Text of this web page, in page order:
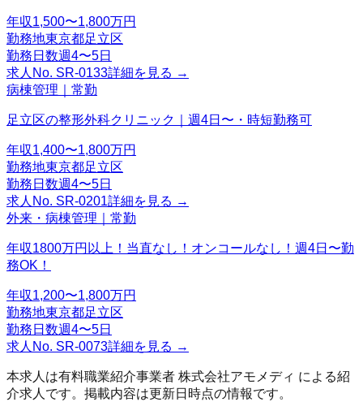
年収1,500〜1,800万円
勤務地東京都足立区
勤務日数週4〜5日
求人No. SR-0133詳細を見る →
病棟管理｜常勤
足立区の整形外科クリニック｜週4日〜・時短勤務可
年収1,400〜1,800万円
勤務地東京都足立区
勤務日数週4〜5日
求人No. SR-0201詳細を見る →
外来・病棟管理｜常勤
年収1800万円以上！当直なし！オンコールなし！週4日〜勤
務OK！
年収1,200〜1,800万円
勤務地東京都足立区
勤務日数週4〜5日
求人No. SR-0073詳細を見る →
本求人は有料職業紹介事業者 株式会社アモメディ による紹
介求人です。掲載内容は更新日時点の情報です。